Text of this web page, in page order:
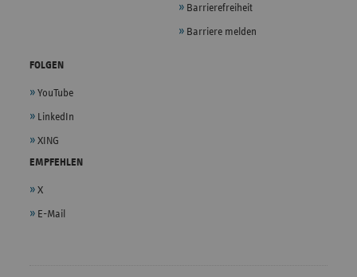
Barrierefreiheit
Barriere melden
FOLGEN
YouTube
LinkedIn
XING
EMPFEHLEN
X
E-Mail